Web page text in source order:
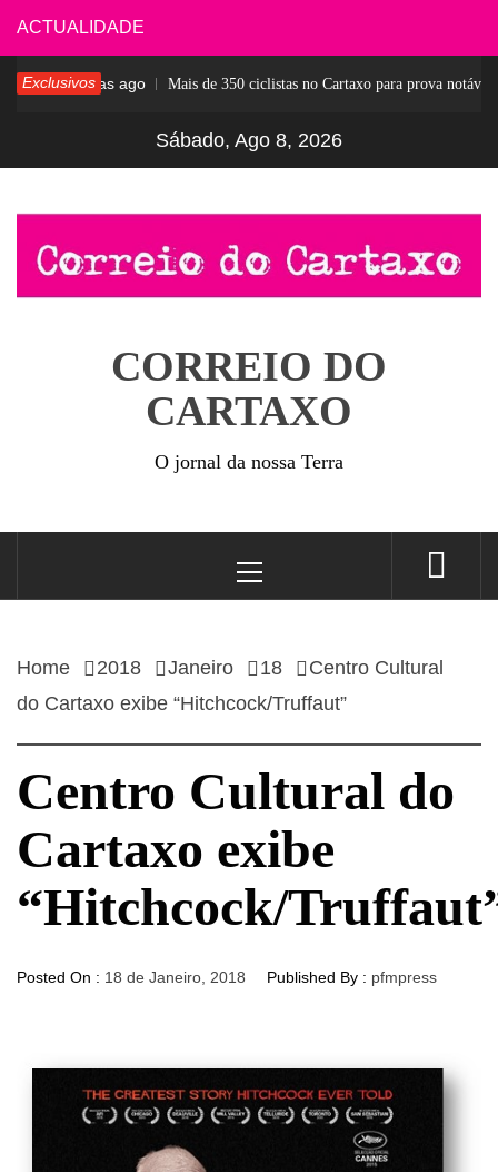
Skip
to
content
ACTUALIDADE
Exclusivos
6 dias ago Mais de 350 ciclistas no Cartaxo para prova notável
Sábado, Ago 8, 2026
CORREIO DO
CARTAXO
O jornal da nossa Terra
Menu
Home 2018 Janeiro 18
Centro Cultural
do Cartaxo exibe “Hitchcock/Truffaut”
Centro Cultural do
Cartaxo exibe
“Hitchcock/
Posted On : 18 de Janeiro, 2018 Published By : pfmpress